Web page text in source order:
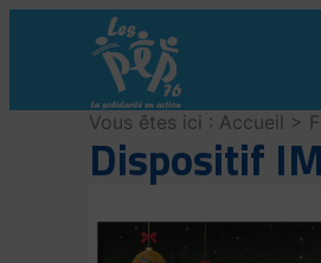
Vous êtes ici : Accueil >
Dispositif